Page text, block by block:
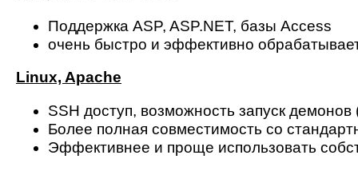
Поддержка ASP, ASP.NET, базы Access
очень быстро и эффективно
Linux, Apache
SSH доступ, возможность запуск
Более полная совместимость со
Эффективнее и проще использовать